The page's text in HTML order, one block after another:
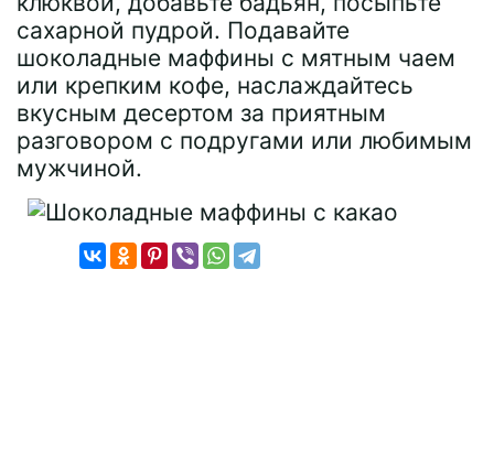
сахарной пудрой. Подавайте
шоколадные маффины с мятным чаем
или крепким кофе, наслаждайтесь
вкусным десертом за приятным
разговором с подругами или любимым
мужчиной.